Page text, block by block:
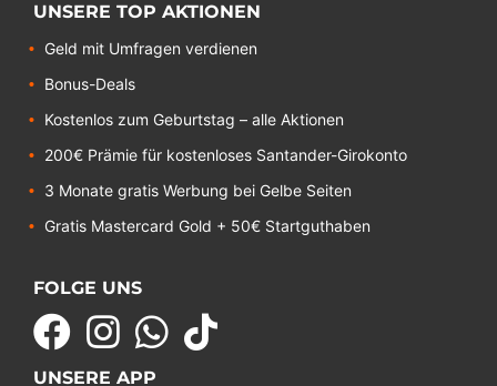
UNSERE TOP AKTIONEN
Geld mit Umfragen verdienen
Bonus-Deals
Kostenlos zum Geburtstag – alle Aktionen
200€ Prämie für kostenloses Santander-Girokonto
3 Monate gratis Werbung bei Gelbe Seiten
Gratis Mastercard Gold + 50€ Startguthaben
FOLGE UNS
UNSERE APP